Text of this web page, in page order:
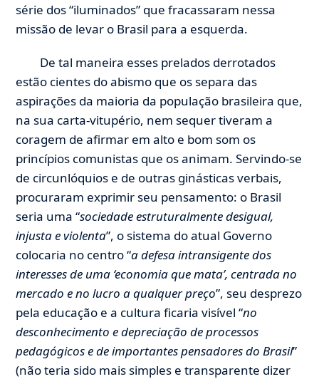
série dos “iluminados” que fracassaram nessa
missão de levar o Brasil para a esquerda.
De tal maneira esses prelados derrotados
estão cientes do abismo que os separa das
aspirações da maioria da população brasileira que,
na sua carta-vitupério, nem sequer tiveram a
coragem de afirmar em alto e bom som os
princípios comunistas que os animam. Servindo-se
de circunlóquios e de outras ginásticas verbais,
procuraram exprimir seu pensamento: o Brasil
seria uma “sociedade estruturalmente desigual,
injusta e violenta”, o sistema do atual Governo
colocaria no centro “a defesa intransigente dos
interesses de uma ‘economia que mata’, centrada no
mercado e no lucro a qualquer preço”, seu desprezo
pela educação e a cultura ficaria visível “no
desconhecimento e depreciação de processos
pedagógicos e de importantes pensadores do Brasil”
(não teria sido mais simples e transparente dizer